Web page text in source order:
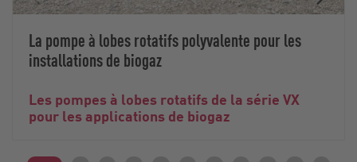
La pompe à lobes rotatifs polyvalente pour les
installations de biogaz
Les pompes à lobes rotatifs de la série VX
pour les applications de biogaz